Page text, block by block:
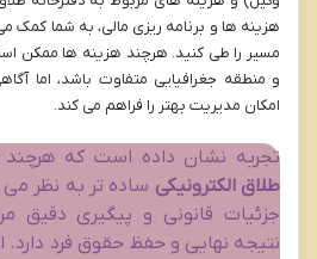
هزینه ها و برنامه ریزی مالی، به شما کمک
مسیر را طی کنید. هرچند هزینه ها ممکن
و منطقه جغرافیایی متفاوت باشد، اما
امکان مدیریت بهتر را فراهم می کند.
تجربه نشان داده است که
طلاق الکترونیکی ساده تر به نظر می
جزئیات قانونی و پیگیری دقیق
نتیجه نهایی و حفظ حقوق فرد دارد.